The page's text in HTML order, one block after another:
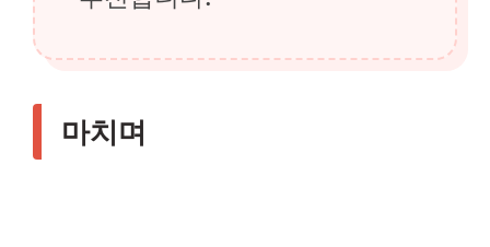
마치며